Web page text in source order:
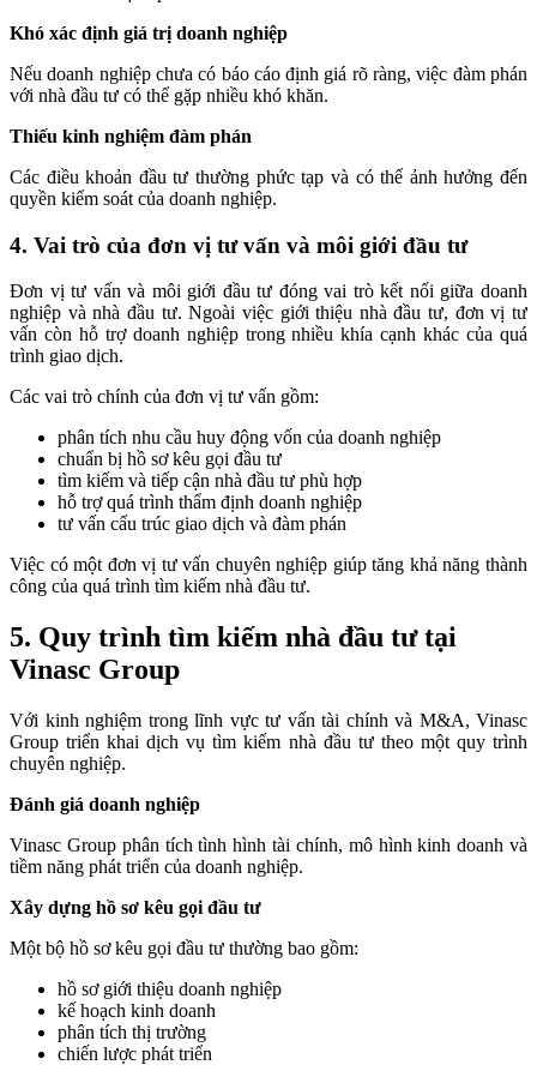
Khó xác định giá trị doanh nghiệp
Nếu doanh nghiệp chưa có báo cáo định giá rõ ràng, việc đàm phán
với nhà đầu tư có thể gặp nhiều khó khăn.
Thiếu kinh nghiệm đàm phán
Các điều khoản đầu tư thường phức tạp và có thể ảnh hưởng đến
quyền kiểm soát của doanh nghiệp.
4. Vai trò của đơn vị tư vấn và môi giới đầu tư
Đơn vị tư vấn và môi giới đầu tư đóng vai trò kết nối giữa doanh
nghiệp và nhà đầu tư. Ngoài việc giới thiệu nhà đầu tư, đơn vị tư
vấn còn hỗ trợ doanh nghiệp trong nhiều khía cạnh khác của quá
trình giao dịch.
Các vai trò chính của đơn vị tư vấn gồm:
phân tích nhu cầu huy động vốn của doanh nghiệp
chuẩn bị hồ sơ kêu gọi đầu tư
tìm kiếm và tiếp cận nhà đầu tư phù hợp
hỗ trợ quá trình thẩm định doanh nghiệp
tư vấn cấu trúc giao dịch và đàm phán
Việc có một đơn vị tư vấn chuyên nghiệp giúp tăng khả năng thành
công của quá trình tìm kiếm nhà đầu tư.
5. Quy trình tìm kiếm nhà đầu tư tại
Vinasc Group
Với kinh nghiệm trong lĩnh vực tư vấn tài chính và M&A, Vinasc
Group triển khai dịch vụ tìm kiếm nhà đầu tư theo một quy trình
chuyên nghiệp.
Đánh giá doanh nghiệp
Vinasc Group phân tích tình hình tài chính, mô hình kinh doanh và
tiềm năng phát triển của doanh nghiệp.
Xây dựng hồ sơ kêu gọi đầu tư
Một bộ hồ sơ kêu gọi đầu tư thường bao gồm:
hồ sơ giới thiệu doanh nghiệp
kế hoạch kinh doanh
phân tích thị trường
chiến lược phát triển